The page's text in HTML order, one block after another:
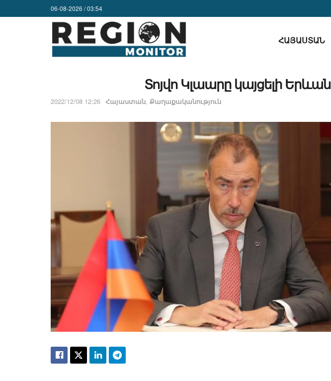
06-08-2026 / 03:54
ՀԱՅԱՍՏԱՆ
Տոյվո Կլաարը կայցելի Երևան
2022/12/08 12:26 Հայաստան, Քաղաքականություն